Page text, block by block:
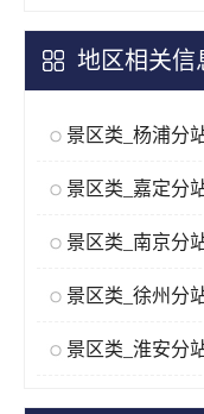
地区相关信
景区类_杨浦分
景区类_嘉定分
景区类_南京分
景区类_徐州分
景区类_淮安分